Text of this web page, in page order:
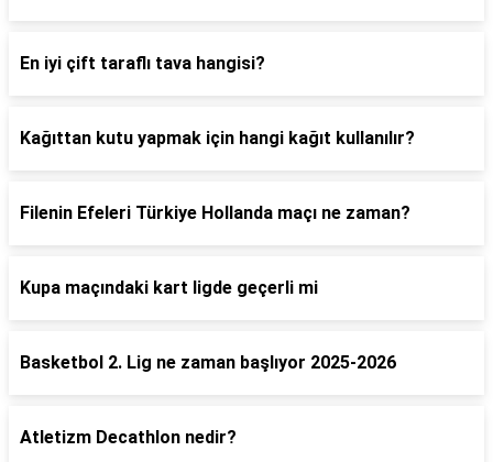
En iyi çift taraflı tava hangisi?
Kağıttan kutu yapmak için hangi kağıt kullanılır?
Filenin Efeleri Türkiye Hollanda maçı ne zaman?
Kupa maçındaki kart ligde geçerli mi
Basketbol 2. Lig ne zaman başlıyor 2025-2026
Atletizm Decathlon nedir?